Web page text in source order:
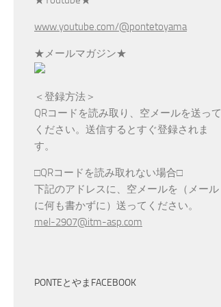
www.youtube.com/@pontetoyama
★メールマガジン★
＜登録方法＞
QRコードを読み取り、空メールを送って
ください。送信するとすぐ登録されま
す。
□QRコードを読み取れない場合□
下記のアドレスに、空メールを（メール
に何も書かずに）送ってください。
mel-2907@itm-asp.com
PONTEとやまFACEBOOK